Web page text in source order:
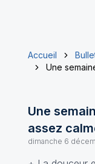
Accueil
Une
Une
assez
dimanche 6